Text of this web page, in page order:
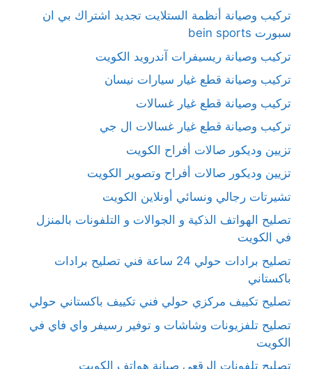
تركيب وصيانة أنظمة الستلايت تجديد اشتراك بي ان
سبورت bein sports
تركيب وصيانة ريسيفرات آندرويد الكويت
تركيب وصيانة قطع غيار سيارات نيسان
تركيب وصيانة قطع غيار غسالات
تركيب وصيانة قطع غيار غسالات ال جي
تزيين وديكور صالات أفراح الكويت
تزيين وديكور صالات أفراح وتصوير الكويت
تشيرتات رجالي ونسائي أونلاين الكويت
تصليح الهواتف الذكية و الجوالات و التلفونات بالمنزل
في الكويت
تصليح برادات حولي 24 ساعة فني تصليح برادات
باكستاني
تصليح تكييف مركزي حولي فني تكييف باكستاني حولي
تصليح تلفزيونات وشاشات و توفير رسيفر واي فاي في
الكويت
تصليح تلفونات الرقعي صيانة هواتف الكويت